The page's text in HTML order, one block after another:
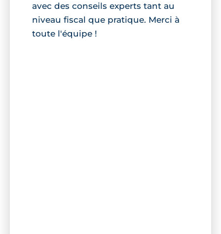
avec des conseils experts tant au
niveau fiscal que pratique. Merci à
toute l'équipe !